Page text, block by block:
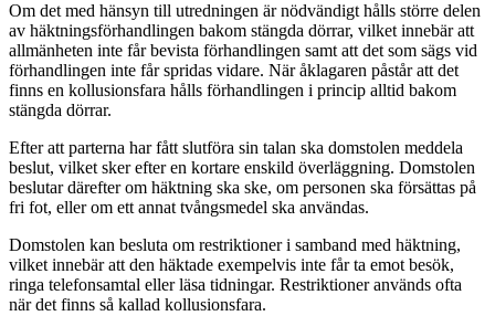
Om det med hänsyn till utredningen är nödvändigt hålls större delen
av häktningsförhandlingen bakom stängda dörrar, vilket innebär att
allmänheten inte får bevista förhandlingen samt att det som sägs vid
förhandlingen inte får spridas vidare. När åklagaren påstår att det
finns en kollusionsfara hålls förhandlingen i princip alltid bakom
stängda dörrar.
Efter att parterna har fått slutföra sin talan ska domstolen meddela
beslut, vilket sker efter en kortare enskild överläggning. Domstolen
beslutar därefter om häktning ska ske, om personen ska försättas på
fri fot, eller om ett annat tvångsmedel ska användas.
Domstolen kan besluta om restriktioner i samband med häktning,
vilket innebär att den häktade exempelvis inte får ta emot besök,
ringa telefonsamtal eller läsa tidningar. Restriktioner används ofta
när det finns så kallad kollusionsfara.